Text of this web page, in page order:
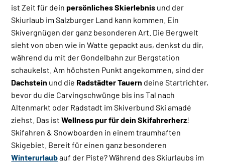
ist Zeit für deinpersönliches Skierlebnis und der
Skiurlaub im Salzburger Land kann kommen. Ein
Skivergnügen der ganz besonderen Art. Die Bergwelt
sieht von oben wie in Watte gepackt aus, denkst du dir,
während du mit der Gondelbahn zur Bergstation
schaukelst. Am höchsten Punkt angekommen, sind der
Dachstein und die Radstädter Tauern deine Startrichter,
bevor du die Carvingschwünge bis ins Tal nach
Altenmarkt oder Radstadt im Skiverbund Ski amadé
ziehst. Das istWellnesspurfür dein Skifahrerherz!
Skifahren & Snowboarden in einem traumhaften
Skigebiet. Bereit für einen ganz besonderen
Winterurlaubauf der Piste? Während des Skiurlaubs im